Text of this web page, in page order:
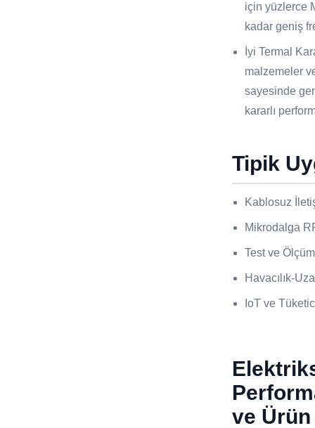
için yüzlerce
kadar geniş
İyi Termal
malzemeler
sayesinde
kararlı
Tipik
Kablosuz
Mikrodalga
Test ve
Havacılık-
IoT ve
ve